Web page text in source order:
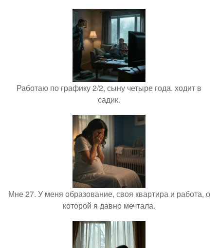
Работаю по графику 2/2, сыну четыре года, ходит в
садик.
Мне 27. У меня образование, своя квартира и работа, о
которой я давно мечтала.